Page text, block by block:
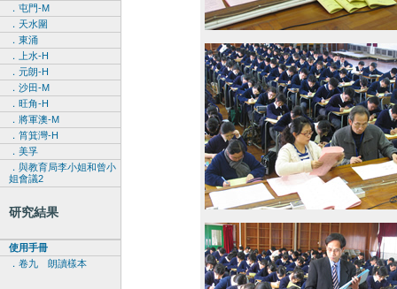
．屯門-M
．天水圍
．東涌
．上水-H
．元朗-H
．沙田-M
．旺角-H
．將軍澳-M
．筲箕灣-H
．美孚
．與教育局李小姐和曾小
姐會議2
研究結果
使用手冊
．卷九 朗讀樣本